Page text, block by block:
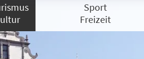
Sport
Freizeit